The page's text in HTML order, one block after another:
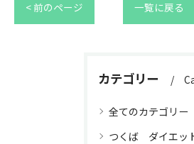
< 前のページ 一覧に戻る
カテゴリー
全てのカテゴリー
つくば ダイエッ